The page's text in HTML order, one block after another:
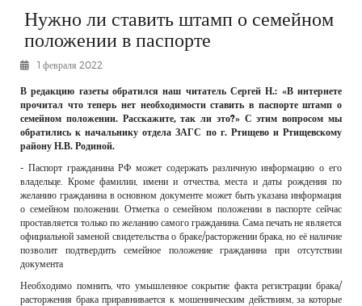
К СВЕДЕНИЮ
КОНКУРСЫ
ФОТОРЕПОРТАЖИ
РЕКЛАМОДАТЕЛЯМ
ОБЪЯВЛЕНИЯ
КОНТАКТЫ
Нужно ли ставить штамп о семейном
положении в паспорте
1 февраля 2022
В редакцию газеты обратился наш читатель Сергей Н.: «В интернете
прочитал что теперь нет необходимости ставить в паспорте штамп о
семейном положении. Расскажите, так ли это?» С этим вопросом мы
обратились к начальнику отдела ЗАГС по г. Ртищево и Ртищевскому
району Н.В. Родиной.
- Паспорт гражданина РФ может содержать различную информацию о его
владельце. Кроме фамилии, имени и отчества, места и даты рождения по
желанию гражданина в основном документе может быть указана информация
о семейном положении. Отметка о семейном положении в паспорте сейчас
проставляется только по желанию самого гражданина. Сама печать не является
официальной заменой свидетельства о браке/расторжении брака, но её наличие
позволит подтвердить семейное положение гражданина при отсутствии
документа
Необходимо помнить, что умышленное сокрытие факта регистрации брака/
расторжения брака приравнивается к мошенническим действиям, за которые